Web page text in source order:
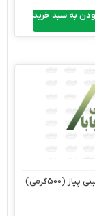
به سبد خرید
(500گرمی)